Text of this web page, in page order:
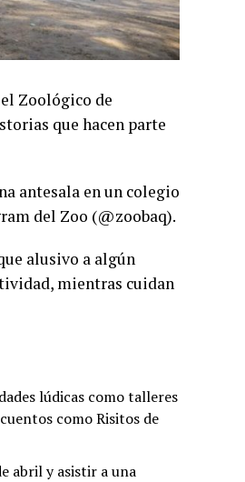
Zoológico de
que hacen parte
antesala en un colegio
del Zoo (@zoobaq).
alusivo a algún
mientras cuidan
lúdicas como talleres
como Risitos de
abril y asistir a una